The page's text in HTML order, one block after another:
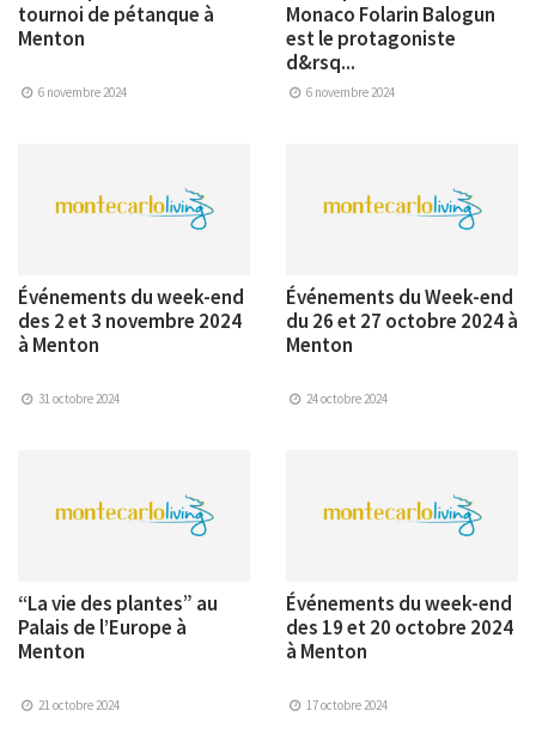
tournoi de pétanque à
Menton
6 novembre 2024
Monaco Folarin Balogun
est le protagoniste
d&rsq...
6 novembre 2024
Événements du week-end
des 2 et 3 novembre 2024
à Menton
31 octobre 2024
Événements du Week-end
du 26 et 27 octobre 2024 à
Menton
24 octobre 2024
“La vie des plantes” au
Palais de l’Europe à
Menton
21 octobre 2024
Événements du week-end
des 19 et 20 octobre 2024
à Menton
17 octobre 2024